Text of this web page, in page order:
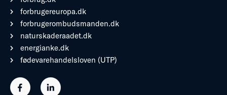
forbrugereuropa.dk
forbrugerombudsmanden.dk
naturskaderaadet.dk
energianke.dk
fødevarehandelsloven (UTP)